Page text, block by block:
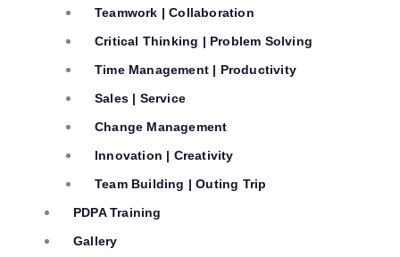
Teamwork | Collaboration
Critical Thinking | Problem Solving
Time Management | Productivity
Sales | Service
Change Management
Innovation | Creativity
Team Building | Outing Trip
PDPA Training
Gallery